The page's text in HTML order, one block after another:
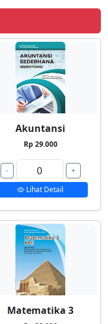
Akuntansi
Rp 29.000
-
+
Lihat Detail
Matematika 3